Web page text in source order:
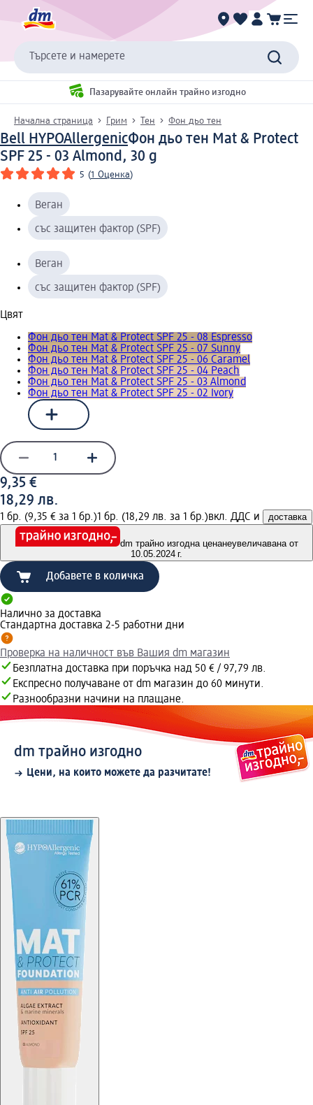
Търсете и намерете
Пазарувайте онлайн трайно изгодно
Начална страница Грим Тен Фон дьо тен
Bell HYPOAllergenicФон дьо тен Mat & Protect
SPF 25 - 03 Almond, 30 g
5 (1 Оценка)
Веган
със защитен фактор (SPF)
Веган
със защитен фактор (SPF)
Цвят
Фон дьо тен Mat & Protect SPF 25 - 08 Espresso
Фон дьо тен Mat & Protect SPF 25 - 07 Sunny
Фон дьо тен Mat & Protect SPF 25 - 06 Caramel
Фон дьо тен Mat & Protect SPF 25 - 04 Peach
Фон дьо тен Mat & Protect SPF 25 - 03 Almond
Фон дьо тен Mat & Protect SPF 25 - 02 Ivory
9,35 €
18,29 лв.
1 бр. (9,35 € за 1 бр.)1 бр. (18,29 лв. за 1 бр.)вкл. ДДС и доставка
dm трайно изгодна ценанеувеличавана от
10.05.2024 г.
Добавете в количка
Налично за доставка
Стандартна доставка 2-5 работни дни
Проверка на наличност във Вашия dm магазин
Безплатна доставка при поръчка над 50 € / 97,79 лв.
Експресно получаване от dm магазин до 60 минути.
Разнообразни начини на плащане.
dm трайно изгодно
Цени, на които можете да разчитате!